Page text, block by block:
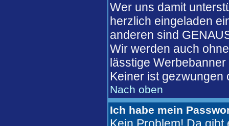
Wer uns damit
herzlich eingeladen
anderen sind
Wir werden auch
lässtige
Keiner ist gezwungen
Nach oben
Ich habe mein